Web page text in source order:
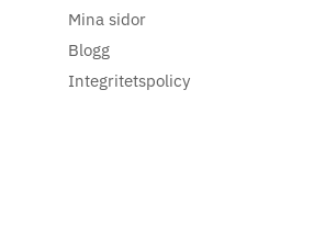
Mina sidor
Blogg
Integritetspolicy